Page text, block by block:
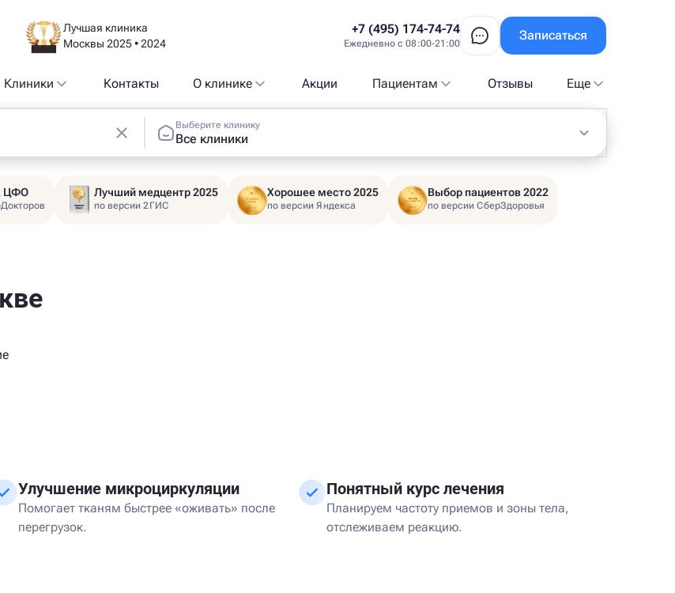
Лучшая клиника
Москвы 2025 • 2024
+7 (495) 174-74-74
Ежедневно с 08:00-21:00
Записаться
Клиники Контакты О клинике Акции Пациентам Отзывы Еще
Выберите клинику
Все клиники
ЦФО Лучший медцентр 2025
по версии 2ГИС
Хорошее место 2025
по версии Яндекса
Выбор пациентов 2022
по версии СберЗдоровья
Улучшение микроциркуляции
Помогает тканям быстрее «оживать» после
перегрузок.
Понятный курс лечения
Планируем частоту приемов и зоны тела,
отслеживаем реакцию.